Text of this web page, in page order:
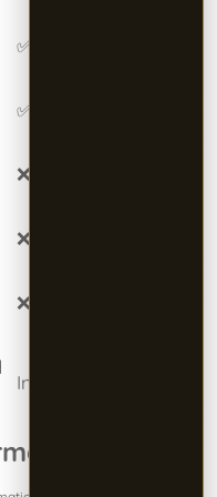
✅
✅
❌
❌
❌
Intensief